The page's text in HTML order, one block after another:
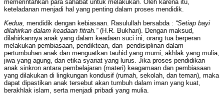
memerintahkan para sahabat untuk melakukan. Oleh karena itu,
keteladanan menjadi hal yang penting dalam proses mendidik.
Kedua, mendidik dengan kebiasaan. Rasulullah bersabda : “Setiap bayi
dilahirkan dalam keadaan fitrah.” (H.R. Bukhari). Dengan maksud,
dilahirkannya anak yang dalam keadaan suci ini, orang tua berperan
melakukan pembiasaan, pendiktean, dan pendisiplinan dalam
pertumbuhan anak dan menguatkan tauhid yang murni, akhlak yang mulia,
jiwa yang agung, dan etika syariat yang lurus. Jika proses pendidikan
anak sinkron antara pembelajaran (materi) keagamaan dan pembiasaan
yang dilakukan di lingkungan kondusif (rumah, sekolah, dan teman), maka
dapat dipastikan anak tersebut akan tumbuh dalam iman yang kuat,
berakhlak islam, serta menjadi pribadi yang mulia.